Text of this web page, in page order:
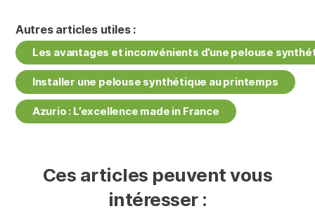
Autres articles utiles :
Les avantages et inconvénients d’une pelouse
Installer une pelouse synthétique au printemps
Azurio : L’excellence made in France
Ces articles peuvent vous
intéresser :